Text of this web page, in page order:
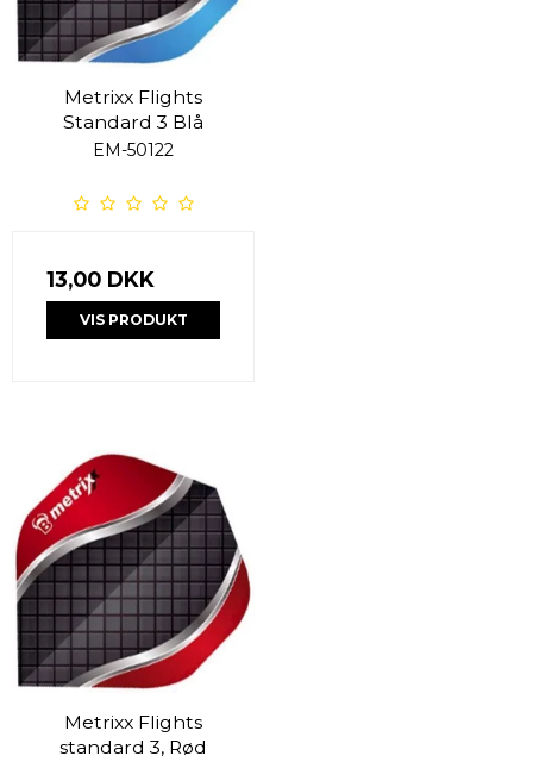
Metrixx Flights
Standard 3 Blå
EM-50122
13,00 DKK
VIS PRODUKT
Metrixx Flights
standard 3, Rød